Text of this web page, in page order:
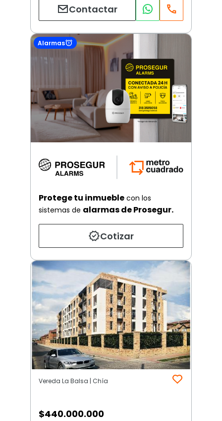
Contactar
Alarmas
Protege tu inmueble con los
sistemas de alarmas de Prosegur.
Cotizar
Vereda La Balsa | Chía
$440.000.000